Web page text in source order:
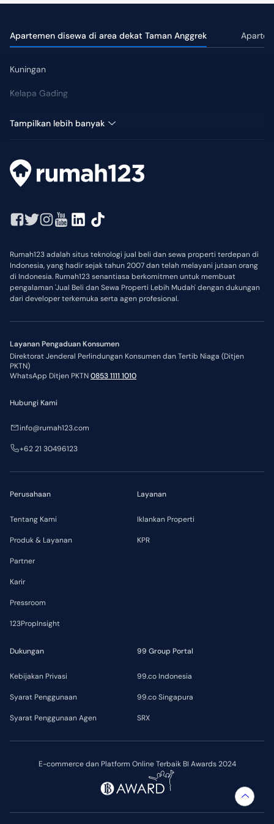
Apartemen disewa di area dekat Taman Anggrek
Kuningan
Kelapa Gading
Tampilkan lebih banyak
Rumah123 adalah situs teknologi jual beli dan sewa properti terdepan di
Indonesia, yang hadir sejak tahun 2007 dan telah melayani jutaan orang
di Indonesia. Rumah123 senantiasa berkomitmen untuk membuat
pengalaman 'Jual Beli dan Sewa Properti Lebih Mudah' dengan dukungan
dari developer terkemuka serta agen profesional.
Layanan Pengaduan Konsumen
Direktorat Jenderal Perlindungan Konsumen dan Tertib Niaga (Ditjen
PKTN)
WhatsApp Ditjen PKTN0853 1111 1010
E-commerce dan Platform Online Terbaik BI Awards 2024
Perusahaan
Tentang Kami
Produk & Layanan
Partner
Karir
Pressroom
123PropInsight
Layanan
Iklankan Properti
KPR
Dukungan
Kebijakan Privasi
Syarat Penggunaan
Syarat Penggunaan Agen
99 Group Portal
99.co Indonesia
99.co Singapura
SRX
Hubungi Kami
info@rumah123.com
+62 21 30496123